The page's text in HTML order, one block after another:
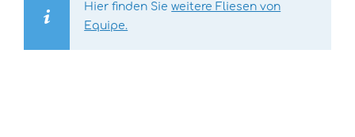
Hier finden Sieweitere Fliesen von
Equipe.